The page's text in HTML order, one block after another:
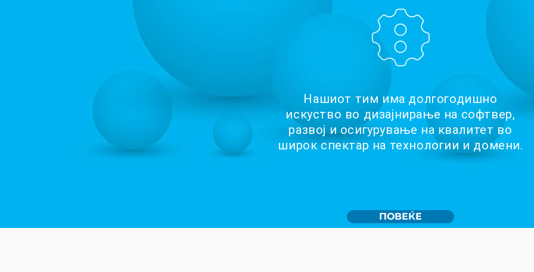
Нашиот тим има долгогодишно
искуство во дизајнирање на софтвер,
развој и осигурување на квалитет во
широк спектар на технологии и домени.
ПОВЕЌЕ